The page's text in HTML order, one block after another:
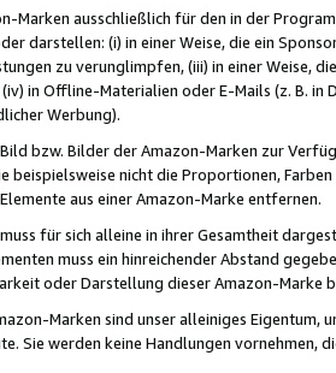
Marken ausschließlich für den in der
darstellen: (i) in einer Weise, die ein
zu verunglimpfen, (iii) in einer Weise,
in Offline-Materialien oder E-Mails (z. B. in
Werbung).
bzw. Bilder der Amazon-Marken zur
beispielsweise nicht die Proportionen,
aus einer Amazon-Marke entfernen.
für sich alleine in ihrer Gesamtheit
muss ein hinreichender Abstand
oder Darstellung dieser Amazon-Marke
Marken sind unser alleiniges
Sie werden keine Handlungen vornehmen,